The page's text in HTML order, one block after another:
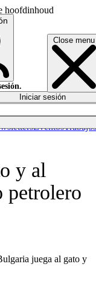
hoofdinhoud
Close menu
EventosTrabajos
Iniciar sesión
y al
petrolero
juega al gato y